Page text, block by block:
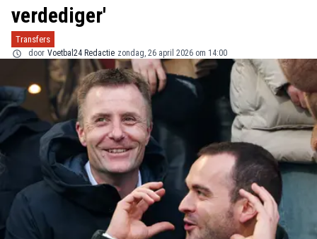
verdediger'
Transfers
door Voetbal24 Redactie zondag, 26 april 2026 om 14:00